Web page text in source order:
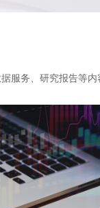
服务、研究报告等